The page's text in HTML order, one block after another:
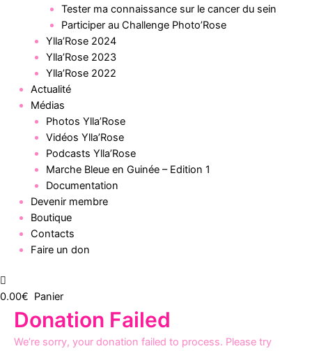
Tester ma connaissance sur le cancer du sein
Participer au Challenge Photo’Rose
Ylla’Rose 2024
Ylla’Rose 2023
Ylla’Rose 2022
Actualité
Médias
Photos Ylla’Rose
Vidéos Ylla’Rose
Podcasts Ylla’Rose
Marche Bleue en Guinée – Edition 1
Documentation
Devenir membre
Boutique
Contacts
Faire un don
0.00€ Panier
Donation Failed
We’re sorry, your donation failed to process. Please try